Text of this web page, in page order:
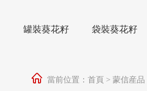
罐裝葵花籽 袋裝葵花籽
當前位置： 首頁 > 蒙信産品